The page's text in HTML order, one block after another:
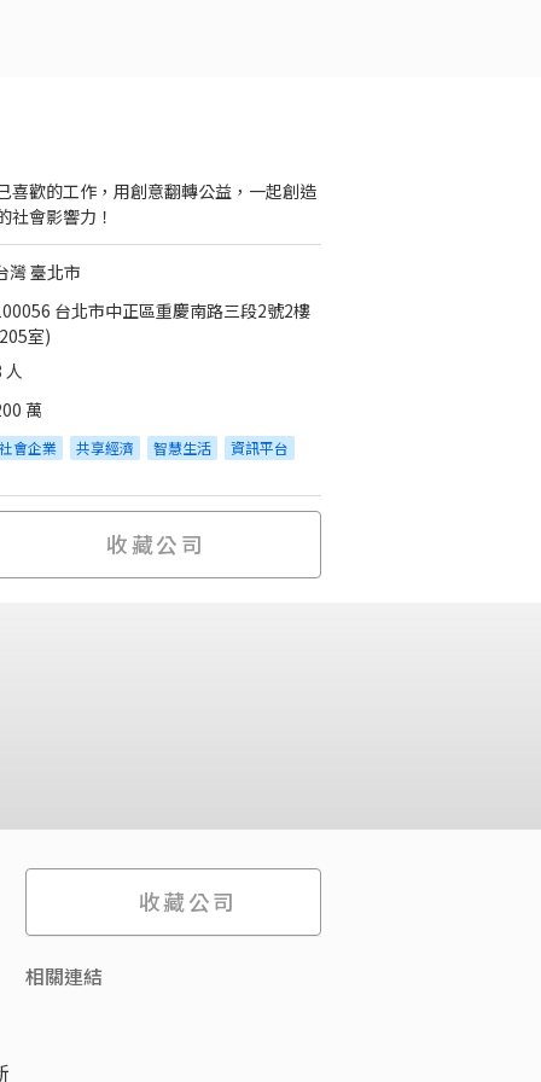
喜歡的工作，用創意翻轉公益，一起創造
社會影響力！
灣 臺北市
台北市中正區重慶南路三段2號2樓
室)
人
萬
社會企業 共享經濟 智慧生活 資訊平台
收藏公司
收藏公司
相關連結